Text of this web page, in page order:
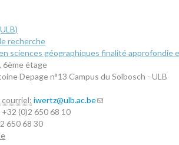
recherche
sciences géographiques finalité approfondie
6ème étage
Depage n°13 Campus du Solbosch - ULB
iwertz@ulb.ac.be
+32 (0)2 650 68 10
650 68 30